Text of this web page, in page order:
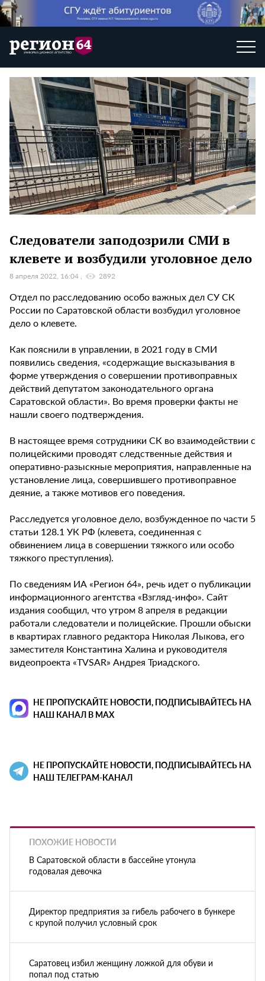
Следователи заподозрили СМИ в
клевете и возбудили уголовное дело
8 апреля 2022, 16:04 2892
Отдел по расследованию особо важных дел СУ СК
России по Саратовской области возбудил уголовное
дело о клевете.
Как пояснили в управлении, в 2021 году в СМИ
появились сведения, «содержащие высказывания в
форме утверждения о совершении противоправных
действий депутатом законодательного органа
Саратовской области». Во время проверки факты не
нашли своего подтверждения.
В настоящее время сотрудники СК во взаимодействии с
полицейскими проводят следственные действия и
оперативно-разыскные мероприятия, направленные на
установление лица, совершившего противоправное
деяние, а также мотивов его поведения.
Расследуется уголовное дело, возбужденное по части 5
статьи 128.1 УК РФ (клевета, соединенная с
обвинением лица в совершении тяжкого или особо
тяжкого преступления).
По сведениям ИА «Регион 64», речь идет о публикации
информационного агентства «Взгляд-инфо». Сайт
издания сообщил, что утром 8 апреля в редакции
работали следователи и полицейские. Прошли обыски
в квартирах главного редактора Николая Лыкова, его
заместителя Константина Халина и руководителя
видеопроекта «TVSAR» Андрея Триадского.
НЕ ПРОПУСКАЙТЕ НОВОСТИ, ПОДПИСЫВАЙТЕСЬ НА
НАШ КАНАЛ В MAX
НЕ ПРОПУСКАЙТЕ НОВОСТИ, ПОДПИСЫВАЙТЕСЬ НА
НАШ ТЕЛЕГРАМ-КАНАЛ
ПОХОЖИЕ НОВОСТИ
В Саратовской области в бассейне утонула
годовалая девочка
Директор предприятия за гибель рабочего в бункере
с крупой получил условный срок
Саратовец избил женщину ложкой для обуви и
попал под статью